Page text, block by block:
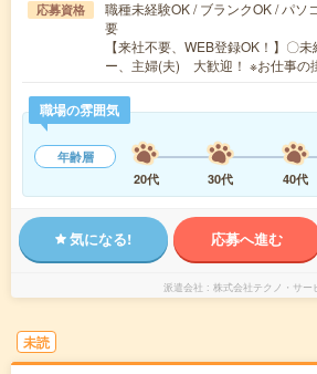
応募資格
職種未経験OK / ブランクOK / パソ
要
【来社不要、WEB登録OK！】〇
ー、主婦(夫) 大歓迎！ ※お仕事の
職場の雰囲気
年齢層
20代
30代 40代
気になる! 応募へ進む
派遣会社 株式会社テクノ・サー
未読